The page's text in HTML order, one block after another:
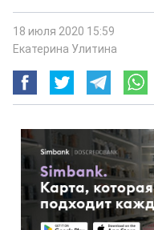
18 июля 2020 15:59
Екатерина Улитина